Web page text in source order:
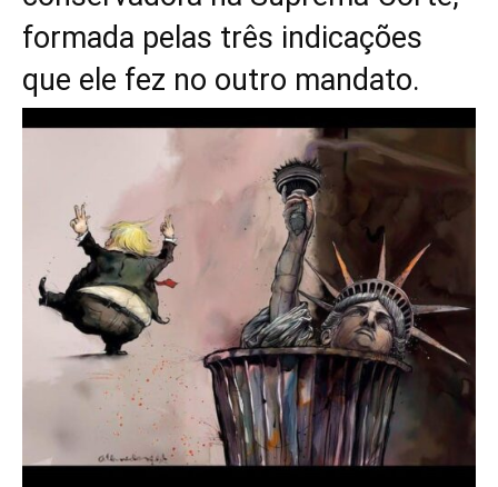
formada pelas três indicações
que ele fez no outro mandato.